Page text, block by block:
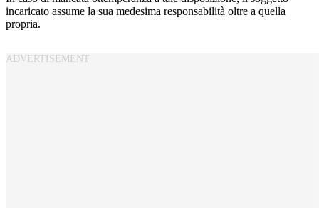
incaricato assume la sua medesima responsabilità oltre a quella
propria.